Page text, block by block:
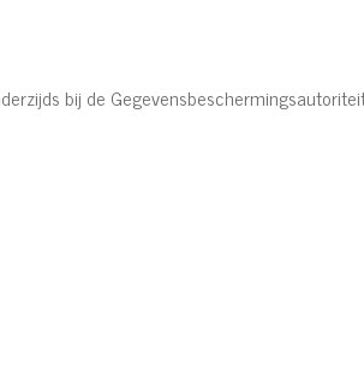
bij de